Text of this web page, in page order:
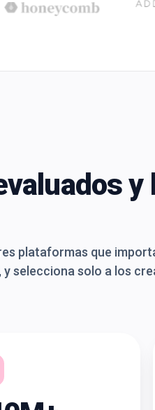
plataformas que
selecciona solo a los